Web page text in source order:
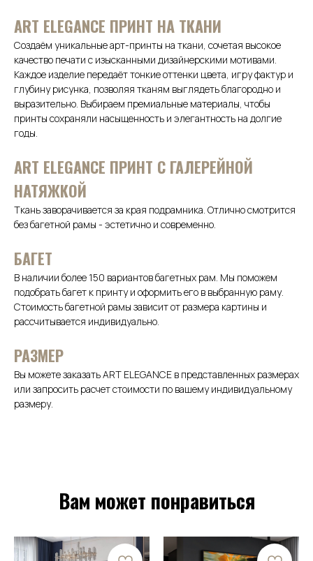
АRТ ELEGANCE ПРИНТ НА ТКАНИ
Создаём уникальные арт-принты на ткани, сочетая высокое
качество печати с изысканными дизайнерскими мотивами.
Каждое изделие передаёт тонкие оттенки цвета, игру фактур и
глубину рисунка, позволяя тканям выглядеть благородно и
выразительно. Выбираем премиальные материалы, чтобы
принты сохраняли насыщенность и элегантность на долгие
годы.
ART ELEGANCE ПРИНТ С ГАЛЕРЕЙНОЙ
НАТЯЖКОЙ
Ткань заворачивается за края подрамника. Отлично смотрится
без багетной рамы - эстетично и современно.
БАГЕТ
В наличии более 150 вариантов багетных рам. Мы поможем
подобрать багет к принту и оформить его в выбранную раму.
Стоимость багетной рамы зависит от размера картины и
рассчитывается индивидуально.
РАЗМЕР
Вы можете заказать ART ELEGANCE в представленных размерах
или запросить расчет стоимости по вашему индивидуальному
размеру.
Вам может понравиться